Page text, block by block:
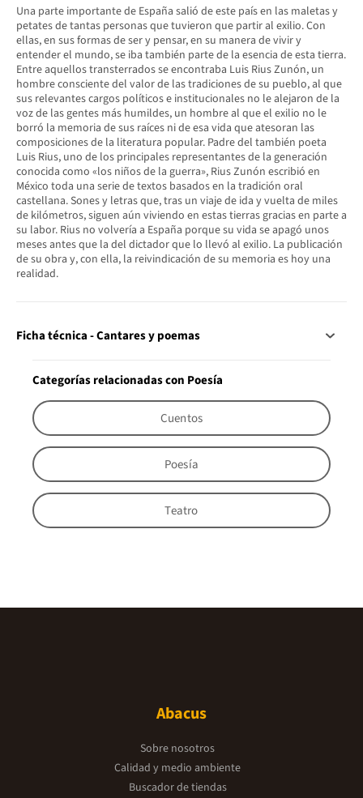
Una parte importante de España salió de este país en las maletas y
petates de tantas personas que tuvieron que partir al exilio. Con
ellas, en sus formas de ser y pensar, en su manera de vivir y
entender el mundo, se iba también parte de la esencia de esta tierra.
Entre aquellos transterrados se encontraba Luis Rius Zunón, un
hombre consciente del valor de las tradiciones de su pueblo, al que
sus relevantes cargos políticos e institucionales no le alejaron de la
voz de las gentes más humildes, un hombre al que el exilio no le
borró la memoria de sus raíces ni de esa vida que atesoran las
composiciones de la literatura popular. Padre del también poeta
Luis Rius, uno de los principales representantes de la generación
conocida como «los niños de la guerra», Rius Zunón escribió en
México toda una serie de textos basados en la tradición oral
castellana. Sones y letras que, tras un viaje de ida y vuelta de miles
de kilómetros, siguen aún viviendo en estas tierras gracias en parte a
su labor. Rius no volvería a España porque su vida se apagó unos
meses antes que la del dictador que lo llevó al exilio. La publicación
de su obra y, con ella, la reivindicación de su memoria es hoy una
realidad.
Ficha técnica - Cantares y poemas
Categorías relacionadas con Poesía
Cuentos
Poesía
Teatro
Abacus
Sobre nosotros
Calidad y medio ambiente
Buscador de tiendas